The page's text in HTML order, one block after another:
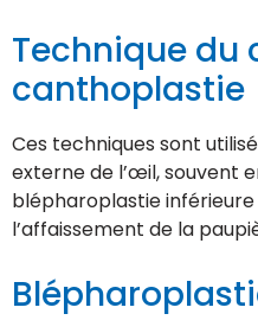
Technique du
canthoplastie
Ces techniques sont
externe de l’œil, souvent
blépharoplastie
l’affaissement de la